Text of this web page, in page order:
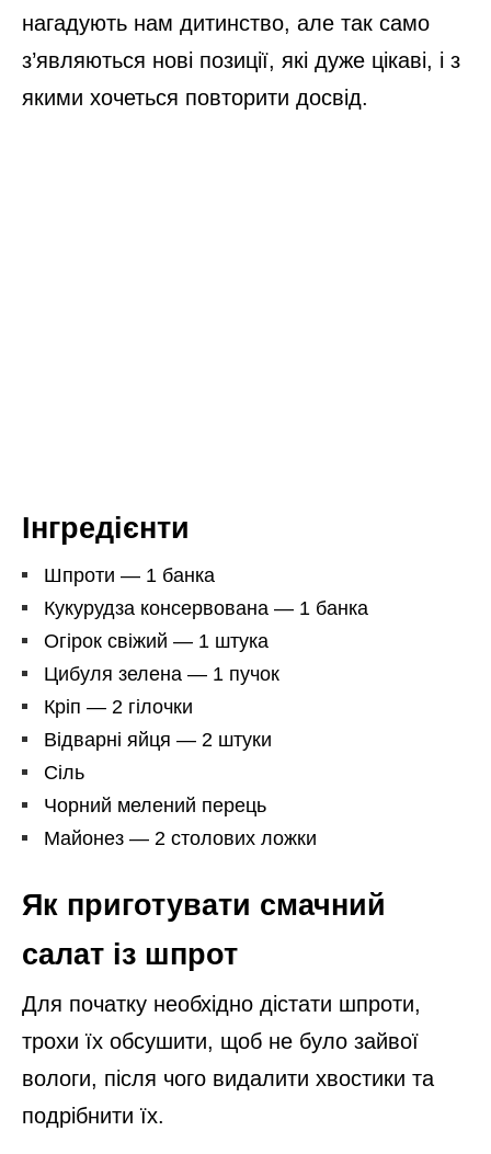
нагадують нам дитинство, але так само
з’являються нові позиції, які дуже цікаві, і з
якими хочеться повторити досвід.
Інгредієнти
Шпроти — 1 банка
Кукурудза консервована — 1 банка
Огірок свіжий — 1 штука
Цибуля зелена — 1 пучок
Кріп — 2 гілочки
Відварні яйця — 2 штуки
Сіль
Чорний мелений перець
Майонез — 2 столових ложки
Як приготувати смачний
салат із шпрот
Для початку необхідно дістати шпроти,
трохи їх обсушити, щоб не було зайвої
вологи, після чого видалити хвостики та
подрібнити їх.